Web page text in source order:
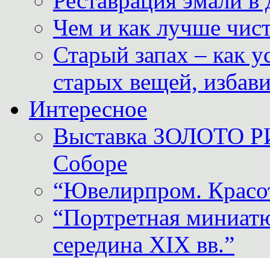
Чем и как лучше
Старый запах – как
старых вещей,
Интересное
Выставка ЗОЛОТО
Соборе
“Ювелирпром.
“Портретная
середина XIX вв.”